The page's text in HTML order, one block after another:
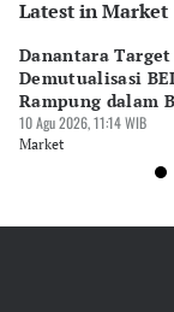
Editor
Editor
Tanayastri
Latest in Market
Danantara Target
Demutualisasi BEI
Rampung dalam
Bulan
10 Agu 2026, 11:14 WIB
Market